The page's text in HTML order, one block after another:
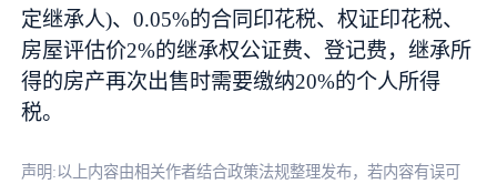
定继承人)、0.05%的合同印花税、权证印花税、
房屋评估价2%的继承权公证费、登记费，继承所
得的房产再次出售时需要缴纳20%的个人所得
税。
声明:以上内容由相关作者结合政策法规整理发布，若内容有误可